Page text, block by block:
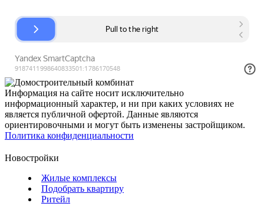
Информация на сайте носит исключительно
информационный характер, и ни при каких условиях не
является публичной офертой. Данные являются
ориентировочными и могут быть изменены застройщиком.
Политика конфиденциальности
Новостройки
Жилые комплексы
Подобрать квартиру
Ритейл